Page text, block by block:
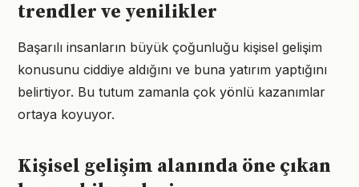
trendler ve yenilikler
Başarılı insanların büyük çoğunluğu kişisel gelişim
konusunu ciddiye aldığını ve buna yatırım yaptığını
belirtiyor. Bu tutum zamanla çok yönlü kazanımlar
ortaya koyuyor.
Kişisel gelişim alanında öne çıkan